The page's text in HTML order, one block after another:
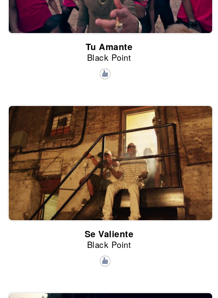
Tu Amante
Black Point
Se Valiente
Black Point